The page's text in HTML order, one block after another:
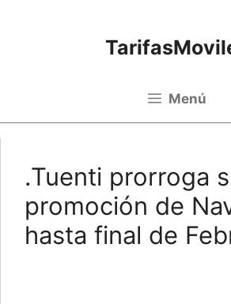
Menú
.Tuenti prorroga
promoción de
hasta final de